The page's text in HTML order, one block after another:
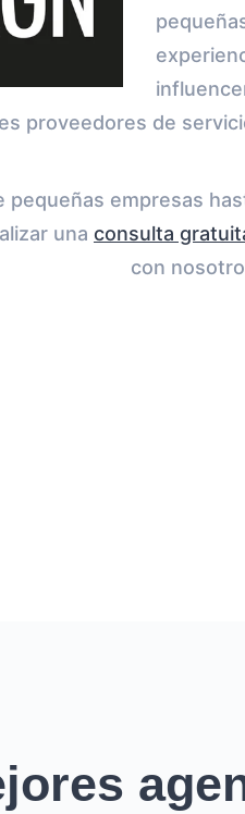
proveedores de
pequeñas empresas
una consulta
con